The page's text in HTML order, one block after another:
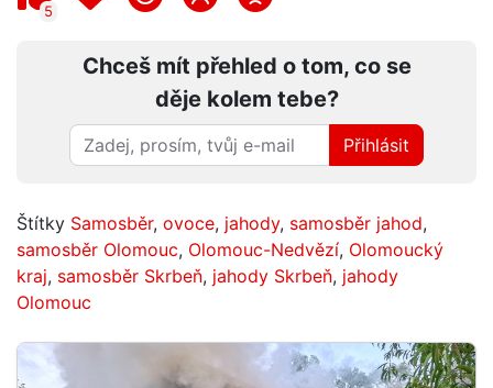
5
Chceš mít přehled o tom, co se
děje kolem tebe?
Přihlásit
Štítky Samosběr, ovoce, jahody, samosběr jahod,
samosběr Olomouc, Olomouc-Nedvězí, Olomoucký
kraj, samosběr Skrbeň, jahody Skrbeň, jahody
Olomouc